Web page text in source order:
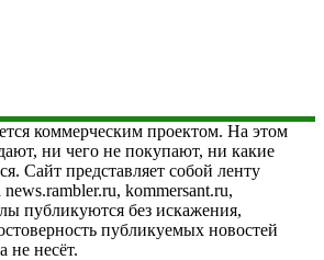
коммерческим проектом. На этом
ни чего не покупают, ни какие
Сайт представляет собой ленту
kommersant.ru,
публикуются без искажения,
публикуемых новостей
не несёт.